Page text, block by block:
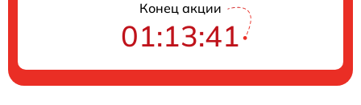
Конец акции
01:13:40